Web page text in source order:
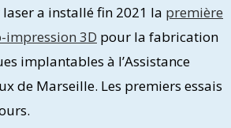
a installé fin 2021 la première
3D pour la fabrication
implantables à l’Assistance
de Marseille. Les premiers essais